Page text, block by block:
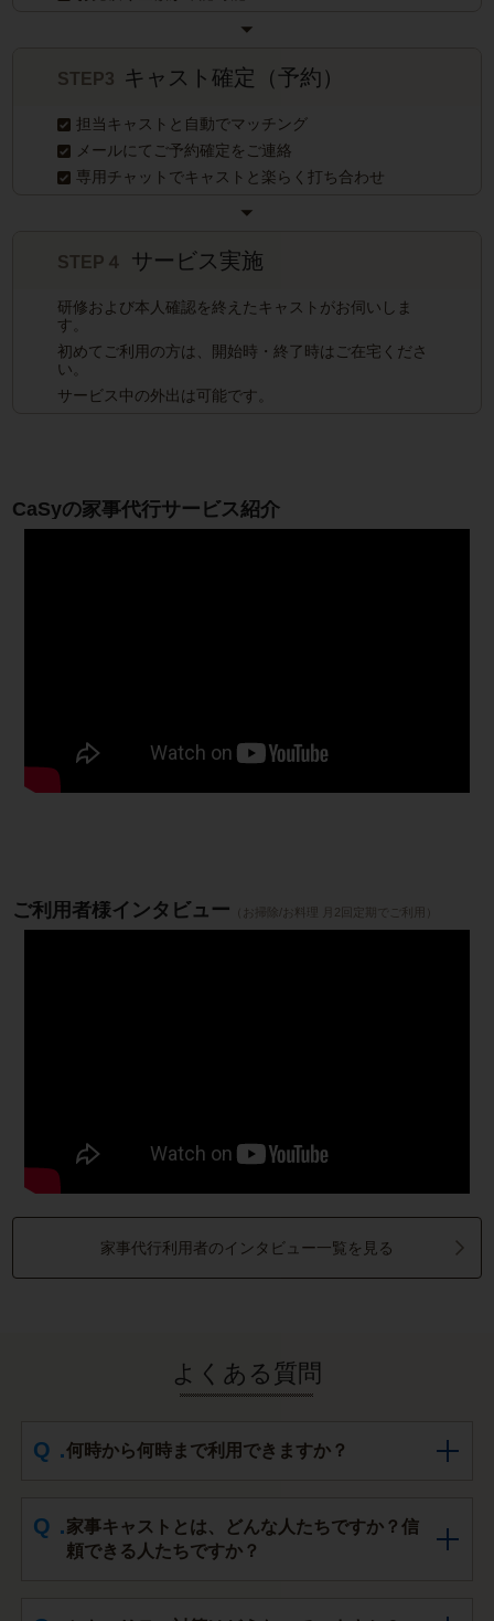
STEP3 キャスト確定（予約）
担当キャストと自動でマッチング
メールにてご予約確定をご連絡
専用チャットでキャストと楽らく打ち合わせ
STEP４ サービス実施
研修および本人確認を終えたキャストがお伺いしま
す。
初めてご利用の方は、開始時・終了時はご在宅くださ
い。
サービス中の外出は可能です。
CaSyの家事代行サービス紹介
ご利用者様インタビュー （お掃除/お料理 月2回定期でご利用）
家事代行利用者のインタビュー一覧を見る
よくある質問
何時から何時まで利用できますか？
家事キャストとは、どんな人たちですか？信
頼できる人たちですか？